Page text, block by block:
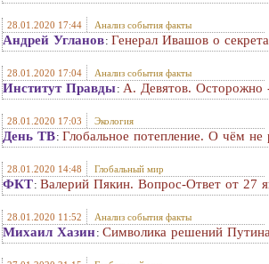
28.01.2020 17:44 Анализ события факты
Андрей Угланов: Генерал Ивашов о
28.01.2020 17:04 Анализ события факты
Институт Правды: А. Девятов. Осторожно
28.01.2020 17:03 Экология
День ТВ: Глобальное потепление. О чём не
28.01.2020 14:48 Глобальный мир
ФКТ: Валерий Пякин. Вопрос-Ответ от 27
28.01.2020 11:52 Анализ события факты
Михаил Хазин: Символика решений